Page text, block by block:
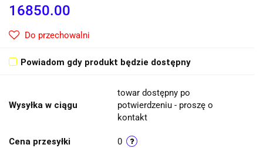
16850.00
Do przechowalni
Powiadom gdy produkt będzie dostępny
Wysyłka w ciągu
towar dostępny po
potwierdzeniu - proszę o
kontakt
Cena przesyłki 0